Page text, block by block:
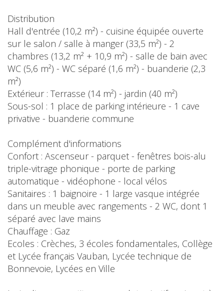
Distribution
Hall d'entrée (10,2 m²) - cuisine équipée ouverte
sur le salon / salle à manger (33,5 m²) - 2
chambres (13,2 m² + 10,9 m²) - salle de bain avec
WC (5,6 m²) - WC séparé (1,6 m²) - buanderie (2,3
m²)
Extérieur : Terrasse (14 m²) - jardin (40 m²)
Sous-sol : 1 place de parking intérieure - 1 cave
privative - buanderie commune
Complément d'informations
Confort : Ascenseur - parquet - fenêtres bois-alu
triple-vitrage phonique - porte de parking
automatique - vidéophone - local vélos
Sanitaires : 1 baignoire - 1 large vasque intégrée
dans un meuble avec rangements - 2 WC, dont 1
séparé avec lave mains
Chauffage : Gaz
Ecoles : Crèches, 3 écoles fondamentales, Collège
et Lycée français Vauban, Lycée technique de
Bonnevoie, Lycées en Ville